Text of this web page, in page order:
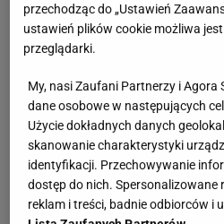
przechodząc do „Ustawień
ustawień plików cookie możliwa
przeglądarki.
My, nasi Zaufani Partnerzy i
dane osobowe w następujących
Użycie dokładnych danych
skanowanie charakterystyki
identyfikacji. Przechowywanie
dostęp do nich. Spersonalizowane
reklam i treści, badnie odbiorców i